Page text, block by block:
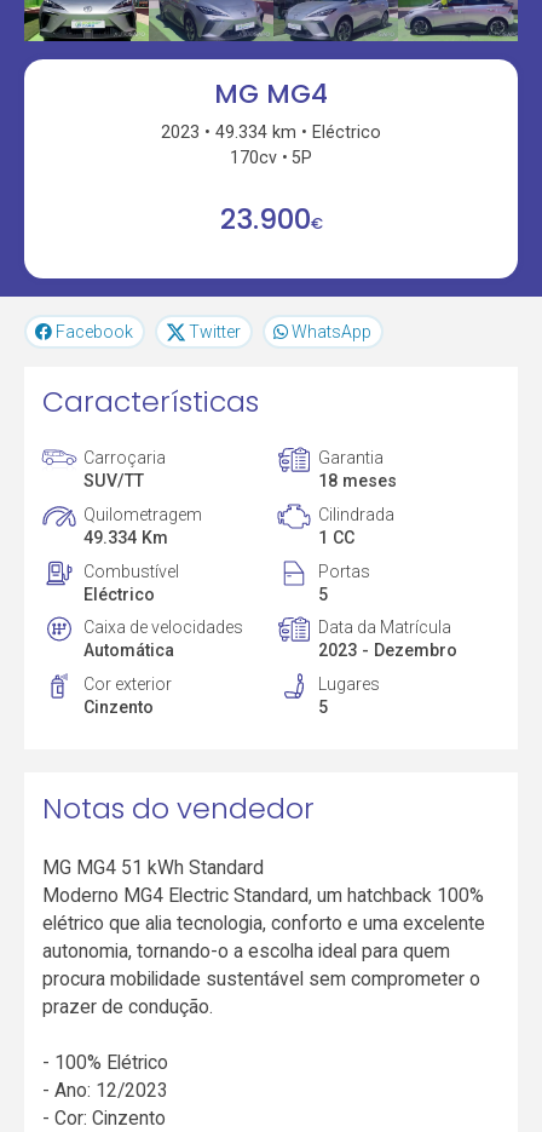
MG MG4
2023 49.334 km
Eléctrico
170cv
5P
23.900€
Facebook Twitter WhatsApp
Características
Carroçaria
SUV/TT
Garantia
18 meses
Quilometragem
49.334 Km
Cilindrada
1 CC
Combustível
Eléctrico
Portas
5
Caixa de velocidades
Automática
Data da Matrícula
2023 - Dezembro
Cor exterior
Cinzento
Lugares
5
Notas do vendedor
MG MG4 51 kWh Standard
Moderno MG4 Electric Standard, um hatchback 100%
elétrico que alia tecnologia, conforto e uma excelente
autonomia, tornando-o a escolha ideal para quem
procura mobilidade sustentável sem comprometer o
prazer de condução.
- 100% Elétrico
- Ano: 12/2023
- Cor: Cinzento